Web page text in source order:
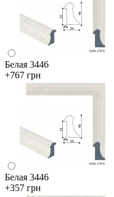
Белая 3446
+767 грн
Белая 3446
+357 грн